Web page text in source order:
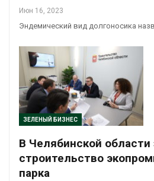
Июн 16, 2023
Эндемический вид долгоносика
ЗЕЛЕНЫЙ БИЗНЕС
В Челябинской области
строительство
парка